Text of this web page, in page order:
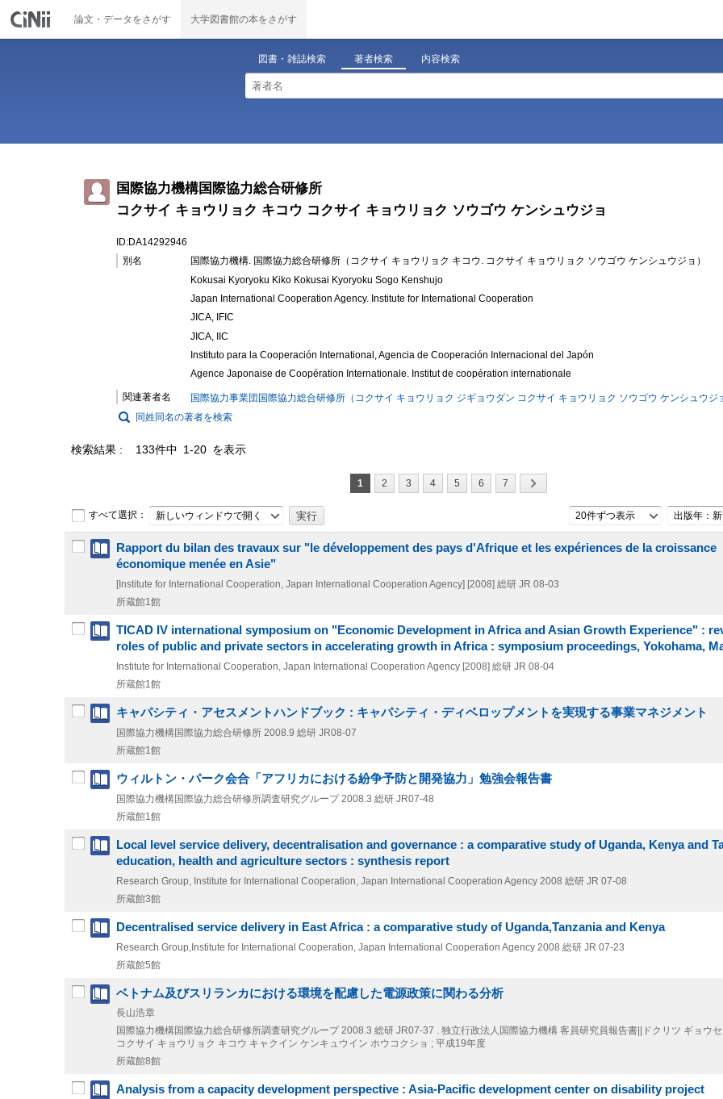
論文・データをさがす 大学図書館の本をさがす
図書・雑誌検索 著者検索 内容検索
国際協力機構国際協力総合研修所
コクサイ キョウリョク キコウ コクサイ キョウリョク ソウゴウ ケンシュウジョ
ID:DA14292946
別名
国際協力機構. 国際協力総合研修所（コクサイ キョウリョク キコウ. コクサイ キョウリョク ソウゴウ ケンシュウジョ）
Kokusai Kyoryoku Kiko Kokusai Kyoryoku Sogo Kenshujo
Japan International Cooperation Agency. Institute for International Cooperation
JICA, IFIC
JICA, IIC
Instituto para la Cooperación International, Agencia de Cooperación Internacional del Japón
Agence Japonaise de Coopération Internationale. Institut de coopération internationale
関連著者名
国際協力事業団国際協力総合研修所（コクサイ キョウリョク ジギョウダン コクサイ キョウリョク ソウゴウ ケンシュウジ
同姓同名の著者を検索
検索結果 133件中 1-20 を表示
1 2 3 4 5 6 7
すべて選択： 新しいウィンドウで開く 20件ずつ表示 出版年：
Rapport du bilan des travaux sur "le développement des pays d'Afrique et les expériences de la croissance
économique menée en Asie"
[Institute for International Cooperation, Japan International Cooperation Agency] [2008] 総研 JR 08-03
所蔵館1館
TICAD IV international symposium on "Economic Development in Africa and Asian Growth Experience" :
roles of public and private sectors in accelerating growth in Africa : symposium proceedings, Yokohama,
Institute for International Cooperation, Japan International Cooperation Agency [2008] 総研 JR 08-04
所蔵館1館
キャパシティ・アセスメントハンドブック : キャパシティ・ディベロップメントを実現する事業マネジメント
国際協力機構国際協力総合研修所 2008.9 総研 JR08-07
所蔵館1館
ウィルトン・パーク会合「アフリカにおける紛争予防と開発協力」勉強会報告書
国際協力機構国際協力総合研修所調査研究グループ 2008.3 総研 JR07-48
所蔵館1館
Local level service delivery, decentralisation and governance : a comparative study of Uganda, Kenya and
education, health and agriculture sectors : synthesis report
Research Group, Institute for International Cooperation, Japan International Cooperation Agency 2008 総研 JR 07-08
所蔵館3館
Decentralised service delivery in East Africa : a comparative study of Uganda,Tanzania and Kenya
Research Group,Institute for International Cooperation, Japan International Cooperation Agency 2008 総研 JR 07-23
所蔵館5館
ベトナム及びスリランカにおける環境を配慮した電源政策に関わる分析
長山浩章
国際協力機構国際協力総合研修所調査研究グループ 2008.3 総研 JR07-37 . 独立行政法人国際協力機構 客員研究員報告書||ドクリツ ギョウ
コクサイ キョウリョク キコウ キャクイン ケンキュウイン ホウコクショ ; 平成19年度
所蔵館8館
Analysis from a capacity development perspective : Asia-Pacific development center on disability project